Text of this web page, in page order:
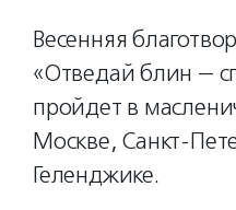
Весенняя
«Отведай блин —
пройдет в
Москве, Санкт-
Геленджике.